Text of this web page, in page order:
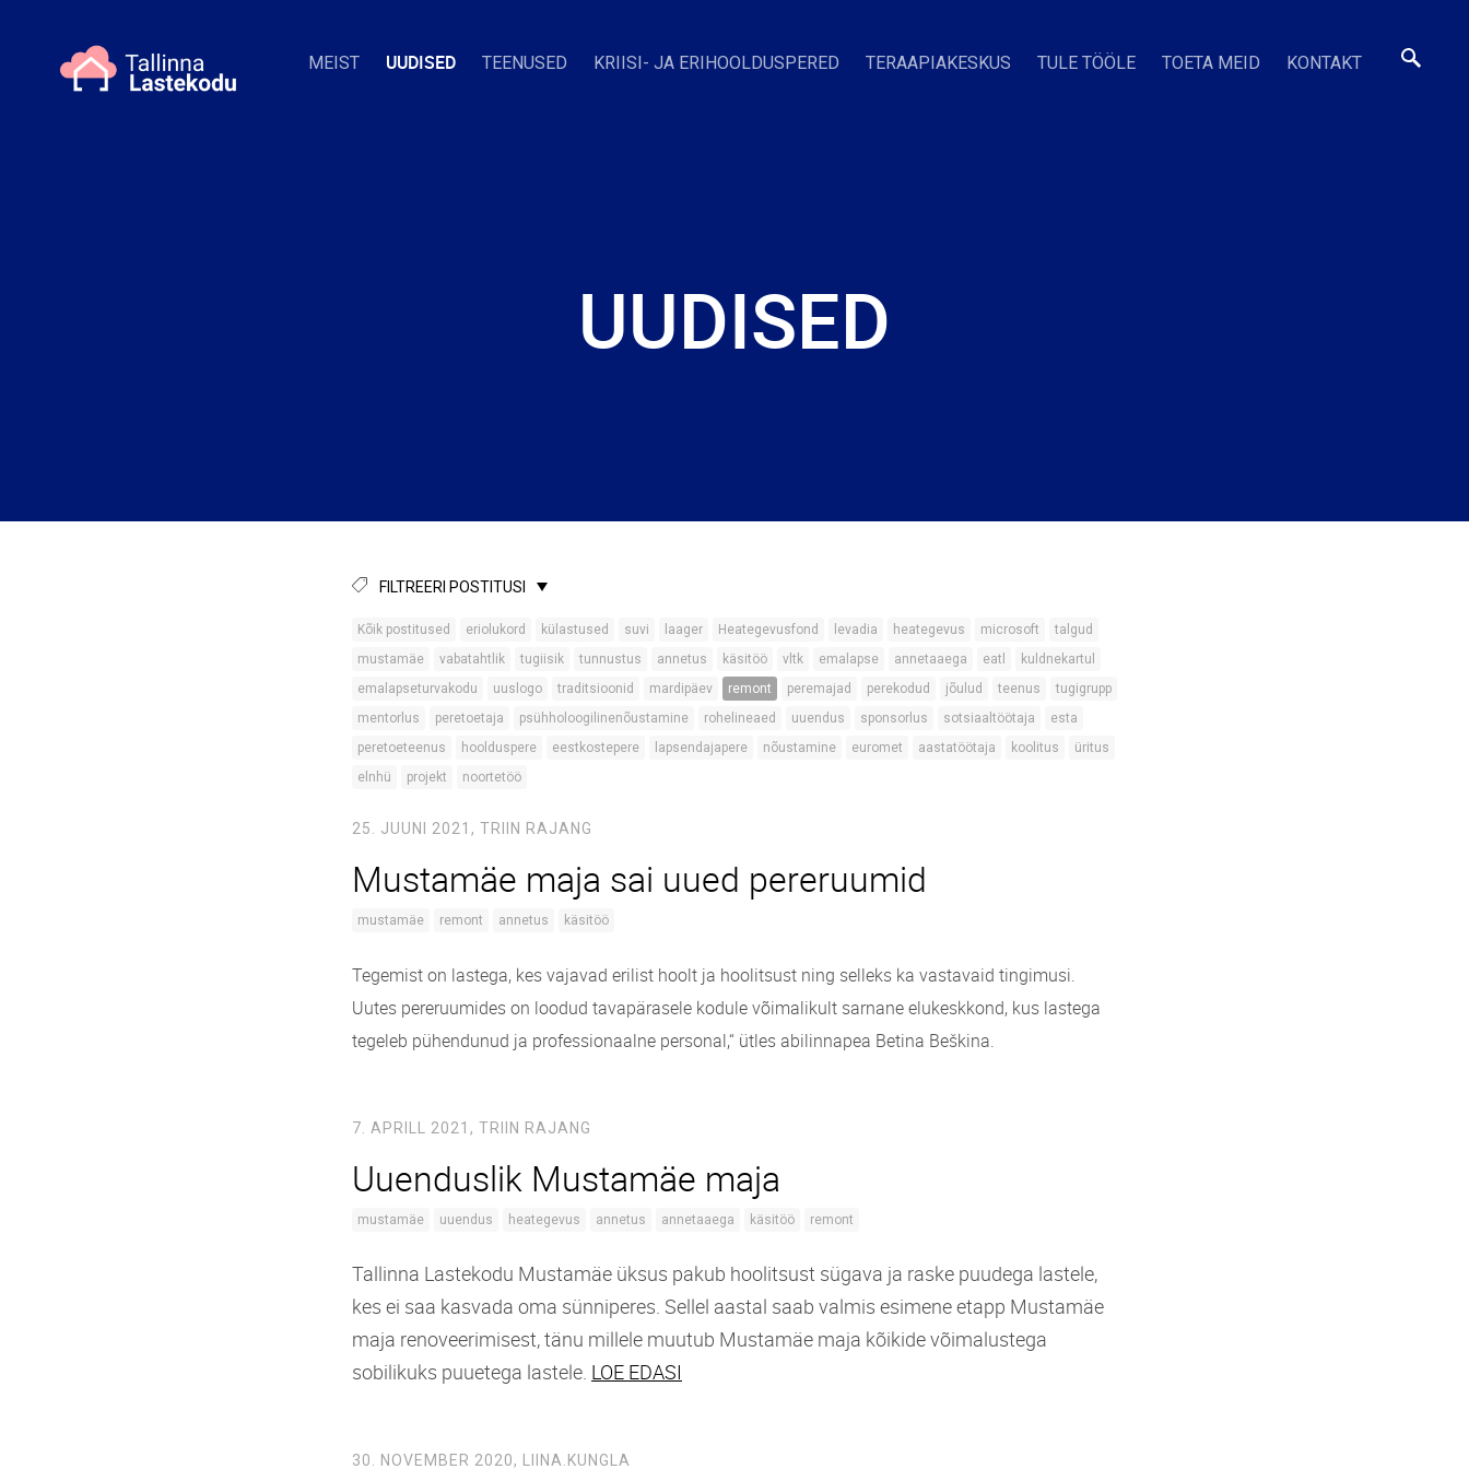
MEIST UUDISED TEENUSED KRIISI- JA ERIHOOLDUSPERED TERAAPIAKESKUS TULE TÖÖLE TOETA MEID KONTAKT
UUDISED
FILTREERI POSTITUSI
Kõik postitused eriolukord külastused suvi laager Heategevusfond levadia heategevus microsoft
talgud
mustamäe
vabatahtlik tugiisik tunnustus annetus käsitöö vltk emalapse annetaaega eatl
kuldnekartul
emalapseturvakodu
uuslogo traditsioonid mardipäev remont peremajad perekodud jõulud teenus
tugigrupp
mentorlus
peretoetaja psühholoogilinenõustamine rohelineaed uuendus sponsorlus sotsiaaltöötaja
esta
peretoeteenus
hoolduspere eestkostepere lapsendajapere nõustamine euromet aastatöötaja koolitus
üritus
elnhü
projekt noortetöö
25. JUUNI 2021, TRIIN RAJANG
Mustamäe maja sai uued pereruumid
mustamäe remont annetus käsitöö
Tegemist on lastega, kes vajavad erilist hoolt ja hoolitsust ning selleks ka vastavaid tingimusi.
Uutes pereruumides on loodud tavapärasele kodule võimalikult sarnane elukeskkond, kus lastega
tegeleb pühendunud ja professionaalne personal,“ ütles abilinnapea Betina Beškina.
7. APRILL 2021, TRIIN RAJANG
Uuenduslik Mustamäe maja
mustamäe uuendus heategevus annetus annetaaega käsitöö remont
Tallinna Lastekodu Mustamäe üksus pakub hoolitsust sügava ja raske puudega lastele,
kes ei saa kasvada oma sünniperes. Sellel aastal saab valmis esimene etapp Mustamäe
maja renoveerimisest, tänu millele muutub Mustamäe maja kõikide võimalustega
sobilikuks puuetega lastele. LOE EDASI
30. NOVEMBER 2020, LIINA.KUNGLA